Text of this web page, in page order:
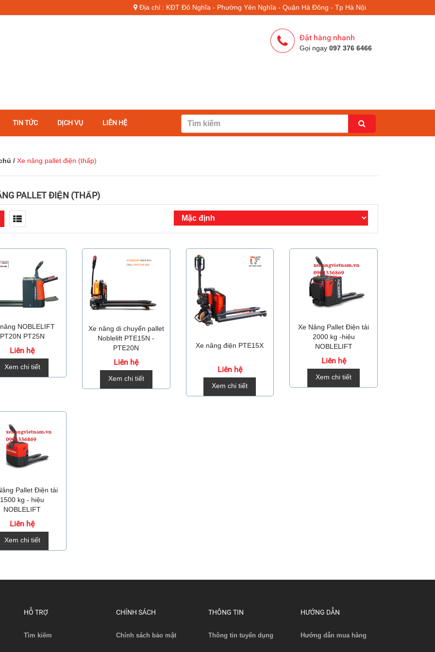
Địa chỉ : KĐT Đô Nghĩa - Phường Yên Nghĩa - Quận Hà Đông - Tp Hà Nội
Đặt hàng nhanh
Gọi ngay 097 376 6466
TIN TỨC DỊCH VỤ LIÊN HỆ
/ Xe nâng pallet điện (thấp)
PALLET ĐIỆN (THẤP)
NOBLELIFT
PT20N PT25N
Liên hệ
Xem chi tiết
Xe nâng di chuyển pallet
Noblelift PTE15N -
PTE20N
Liên hệ
Xem chi tiết
Xe nâng điện PTE15X
Liên hệ
Xem chi tiết
Xe Nâng Pallet Điện tải
2000 kg -hiệu
NOBLELIFT
Liên hệ
Xem chi tiết
Pallet Điện tải
1500 kg - hiệu
NOBLELIFT
Liên hệ
Xem chi tiết
HỖ TRỢ
Tìm kiếm
CHÍNH SÁCH
Chính sách bảo mật
THÔNG TIN
Thông tin tuyển dụng
HƯỚNG DẪN
Hướng dẫn mua hàng